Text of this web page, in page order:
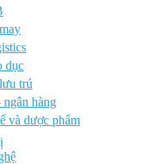
dục
trú
hàng
và dược phẩm